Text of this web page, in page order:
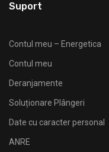
Suport
Contul meu – Energetica
Contul meu
Deranjamente
Soluționare Plângeri
Date cu caracter personal
ANRE